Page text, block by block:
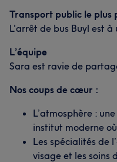
Transport public le plus
L'arrêt de bus Buyl est
L’équipe
Sara est ravie de
Nos coups de cœur :
L’atmosphère :
institut moderne
Les spécialités de
visage et les soins